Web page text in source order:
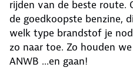
rijden van de beste route.
de goedkoopste benzine,
welk type brandstof je
zo naar toe. Zo houden
ANWB ...en gaan!